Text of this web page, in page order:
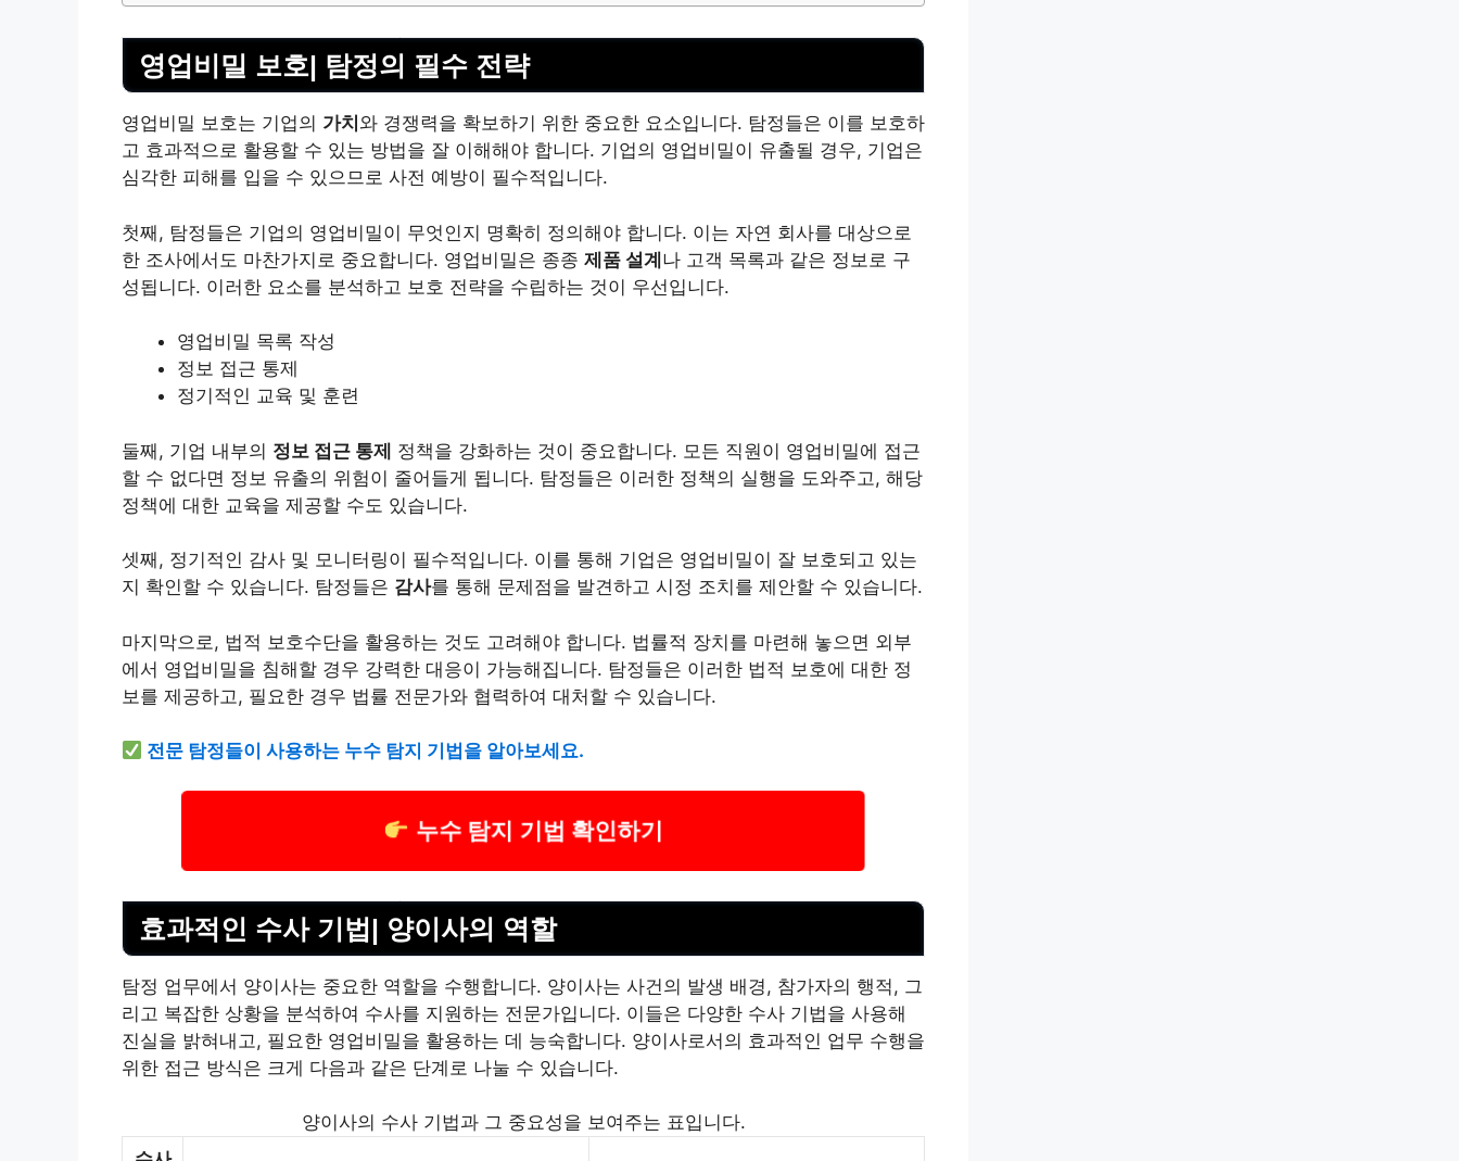
영업비밀 보호| 탐정의 필수 전략
영업비밀 보호는 기업의 가치 와 경쟁력을 확보하기 위한 중요한 요소입니다. 탐정들은 이를 보호하
고 효과적으로 활용할 수 있는 방법을 잘 이해해야 합니다. 기업의 영업비밀이 유출될 경우, 기업은
심각한 피해를 입을 수 있으므로 사전 예방이 필수적입니다.
첫째, 탐정들은 기업의 영업비밀이 무엇인지 명확히 정의해야 합니다. 이는 자연 회사를 대상으로
한 조사에서도 마찬가지로 중요합니다. 영업비밀은 종종 제품 설계나 고객 목록과 같은 정보로 구
성됩니다. 이러한 요소를 분석하고 보호 전략을 수립하는 것이 우선입니다.
영업비밀 목록 작성
정보 접근 통제
정기적인 교육 및 훈련
둘째, 기업 내부의 정보 접근 통제 정책을 강화하는 것이 중요합니다. 모든 직원이 영업비밀에 접근
할 수 없다면 정보 유출의 위험이 줄어들게 됩니다. 탐정들은 이러한 정책의 실행을 도와주고, 해당
정책에 대한 교육을 제공할 수도 있습니다.
셋째, 정기적인 감사 및 모니터링이 필수적입니다. 이를 통해 기업은 영업비밀이 잘 보호되고 있는
지 확인할 수 있습니다. 탐정들은 감사를 통해 문제점을 발견하고 시정 조치를 제안할 수 있습니다.
마지막으로, 법적 보호수단을 활용하는 것도 고려해야 합니다. 법률적 장치를 마련해 놓으면 외부
에서 영업비밀을 침해할 경우 강력한 대응이 가능해집니다. 탐정들은 이러한 법적 보호에 대한 정
보를 제공하고, 필요한 경우 법률 전문가와 협력하여 대처할 수 있습니다.
전문 탐정들이 사용하는 누수 탐지 기법을 알아보세요.
누수 탐지 기법 확인하기
효과적인 수사 기법| 양이사의 역할
탐정 업무에서 양이사는 중요한 역할을 수행합니다. 양이사는 사건의 발생 배경, 참가자의 행적, 그
리고 복잡한 상황을 분석하여 수사를 지원하는 전문가입니다. 이들은 다양한 수사 기법을 사용해
진실을 밝혀내고, 필요한 영업비밀을 활용하는 데 능숙합니다. 양이사로서의 효과적인 업무 수행을
위한 접근 방식은 크게 다음과 같은 단계로 나눌 수 있습니다.
양이사의 수사 기법과 그 중요성을 보여주는 표입니다.